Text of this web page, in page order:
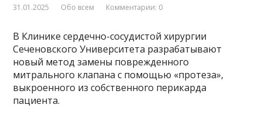
31.01.2025 Обо всем Комментарии: 0
В Клинике сердечно-сосудистой хирургии
Сеченовского Университета разрабатывают
новый метод замены поврежденного
митрального клапана с помощью «протеза»,
выкроенного из собственного перикарда
пациента.